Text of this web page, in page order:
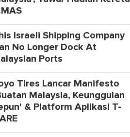
Israeli Shipping Company
No Longer Dock At
Ports
Tires Lancar Manifesto
Malaysia, Keunggulan
& Platform Aplikasi T-